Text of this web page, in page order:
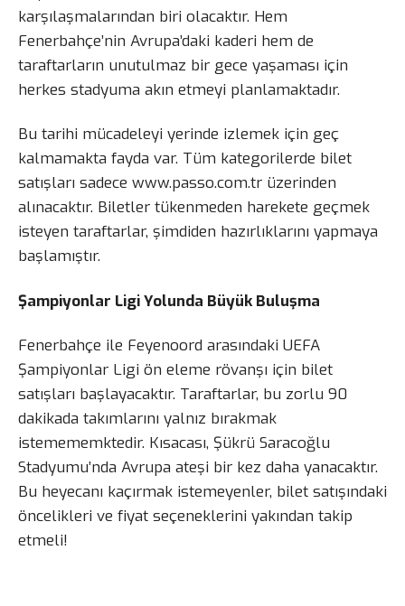
karşılaşmalarından biri olacaktır. Hem
Fenerbahçe’nin Avrupa’daki kaderi hem de
taraftarların unutulmaz bir gece yaşaması için
herkes stadyuma akın etmeyi planlamaktadır.
Bu tarihi mücadeleyi yerinde izlemek için geç
kalmamakta fayda var. Tüm kategorilerde bilet
satışları sadece www.passo.com.tr üzerinden
alınacaktır. Biletler tükenmeden harekete geçmek
isteyen taraftarlar, şimdiden hazırlıklarını yapmaya
başlamıştır.
Şampiyonlar Ligi Yolunda Büyük Buluşma
Fenerbahçe ile Feyenoord arasındaki UEFA
Şampiyonlar Ligi ön eleme rövanşı için bilet
satışları başlayacaktır. Taraftarlar, bu zorlu 90
dakikada takımlarını yalnız bırakmak
istemememktedir. Kısacası, Şükrü Saracoğlu
Stadyumu’nda Avrupa ateşi bir kez daha yanacaktır.
Bu heyecanı kaçırmak istemeyenler, bilet satışındaki
öncelikleri ve fiyat seçeneklerini yakından takip
etmeli!